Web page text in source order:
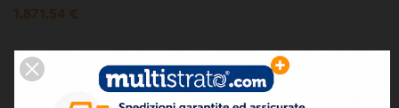
1.871,54 €
Prodotti da 1 a 3 di 3 prodotti